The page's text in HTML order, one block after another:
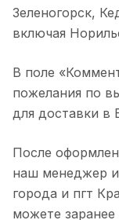
Зеленогорск,
включая
В поле
пожелания по
для доставки в
После
наш менеджер и
города и пгт
можете заранее